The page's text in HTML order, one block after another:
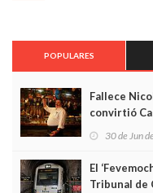
POPULARES
Fallece
convirtió
Asturias en
30 de Jun
El
Tribunal de